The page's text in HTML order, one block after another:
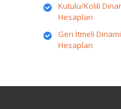
Kutulu/Kolili
Hesapları
Geri İtmeli
Hesapları